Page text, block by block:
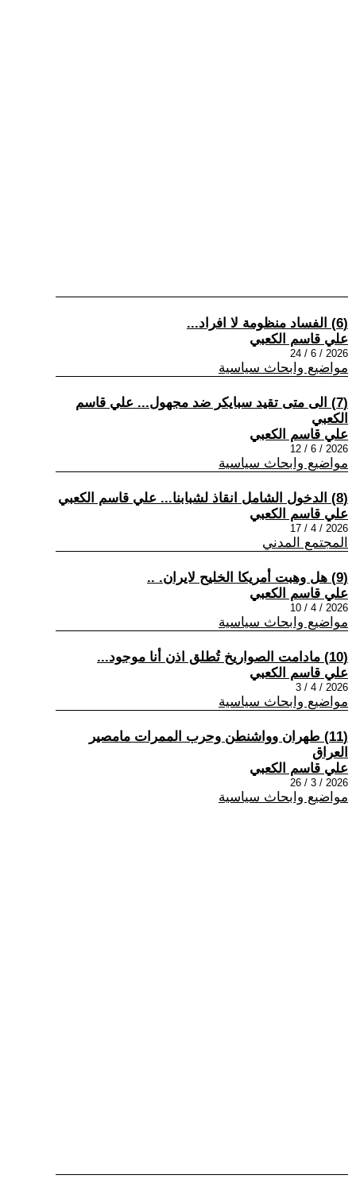
(6) الفساد منظومة لا افراد...
علي قاسم الكعبي
2026 / 6 / 24
مواضيع وابحاث سياسية
(7) الى متى تقيد سبايكر ضد مجهول... علي قاسم
الكعبي
علي قاسم الكعبي
2026 / 6 / 12
مواضيع وابحاث سياسية
(8) الدخول الشامل انقاذ لشبابنا... علي قاسم الكعبي
علي قاسم الكعبي
2026 / 4 / 17
المجتمع المدني
(9) هل وهبت أمريكا الخليح لايران. ..
علي قاسم الكعبي
2026 / 4 / 10
مواضيع وابحاث سياسية
(10) مادامت الصواريخ تُطلق اذن أنا موجود...
علي قاسم الكعبي
2026 / 4 / 3
مواضيع وابحاث سياسية
(11) طهران وواشنطن وحرب الممرات مامصير
العراق
علي قاسم الكعبي
2026 / 3 / 26
مواضيع وابحاث سياسية